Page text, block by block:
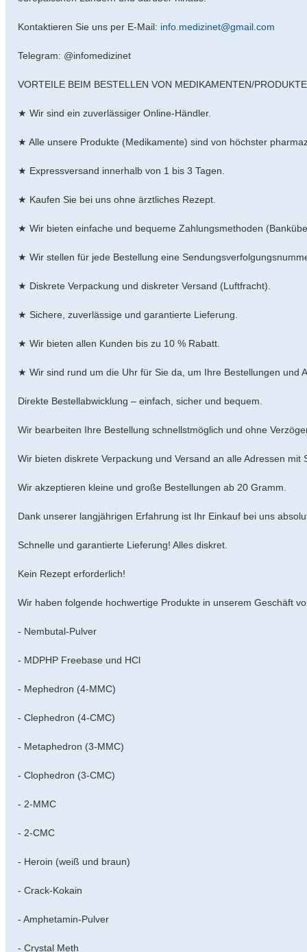
Kontaktieren Sie uns per E-Mail: info.medizinet@gmail.com
Telegram: @infomedizinet
VORTEILE BEIM BESTELLEN VON MEDIKAMENTEN/
★ Wir sind ein zuverlässiger Online-Händler.
★ Alle unsere Produkte (Medikamente) sind von höchster
★ Expressversand innerhalb von 1 bis 3 Tagen.
★ Kaufen Sie bei uns ohne ärztliches Rezept.
★ Wir bieten einfache und bequeme Zahlungsmethoden
★ Wir stellen für jede Bestellung eine
★ Diskrete Verpackung und diskreter Versand (Luftfracht).
★ Sichere, zuverlässige und garantierte Lieferung.
★ Wir bieten allen Kunden bis zu 10 % Rabatt.
★ Wir sind rund um die Uhr für Sie da, um Ihre Bestellungen und
Direkte Bestellabwicklung – einfach, sicher und bequem.
Wir bearbeiten Ihre Bestellung schnellstmöglich und ohne
Wir bieten diskrete Verpackung und Versand an alle Adressen mit
Wir akzeptieren kleine und große Bestellungen ab 20 Gramm.
Dank unserer langjährigen Erfahrung ist Ihr Einkauf bei uns
Schnelle und garantierte Lieferung! Alles diskret.
Kein Rezept erforderlich!
Wir haben folgende hochwertige Produkte in unserem Geschäft
- Nembutal-Pulver
- MDPHP Freebase und HCl
- Mephedron (4-MMC)
- Clephedron (4-CMC)
- Metaphedron (3-MMC)
- Clophedron (3-CMC)
- 2-MMC
- 2-CMC
- Heroin (weiß und braun)
- Crack-Kokain
- Amphetamin-Pulver
- Crystal Meth